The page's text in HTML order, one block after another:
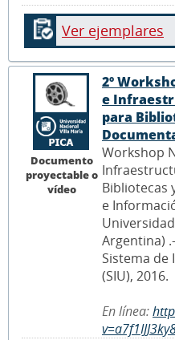
Ver ejemplares
Documento
proyectable o
vídeo
2º
e
para
Workshop
Bibliotecas
e
Argentina)
Sistema
(SIU), 2016.
En línea: